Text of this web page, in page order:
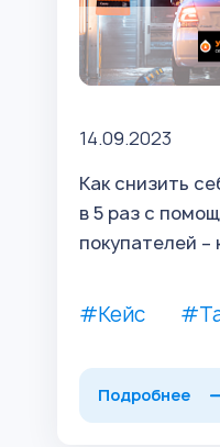
14.09.2023
Как снизить
в 5 раз с
покупателей
#Кейс
Подробнее